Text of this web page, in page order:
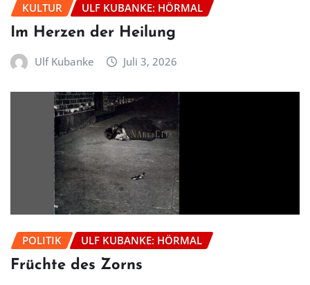
KULTUR ULF KUBANKE: HÖRMAL
Im Herzen der Heilung
Ulf Kubanke Juli 3, 2026
POLITIK ULF KUBANKE: HÖRMAL
Früchte des Zorns